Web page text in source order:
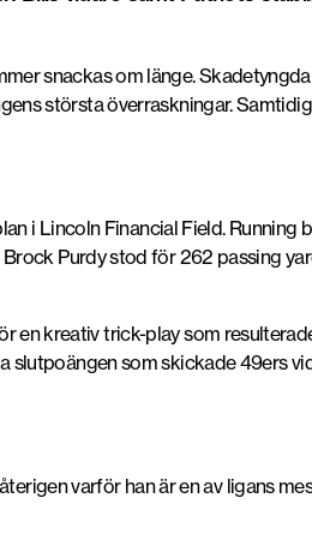
snackas om länge.
största överraskningar.
i Lincoln Financial Field. Running
Brock Purdystod för 262 passing
en kreativ trick-play som
som skickade 49ers
varför han är en av ligans